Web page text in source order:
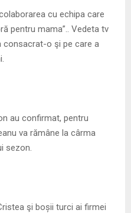
cu echipa care
pentru mama”.. Vedeta tv
consacrat-o şi pe care a
au confirmat, pentru
va rămâne la cârma
sezon.
şi boșii turci ai firmei